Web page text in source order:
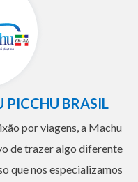
PICCHU BRASIL
por viagens, a Machu
de trazer algo diferente
que nos especializamos